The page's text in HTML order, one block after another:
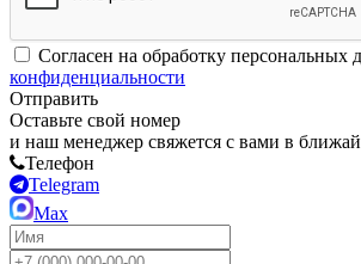
Согласен на обработку персональных
конфиденциальности
Отправить
Оставьте свой номер
и наш менеджер свяжется с вами в
Телефон
Telegram
Max